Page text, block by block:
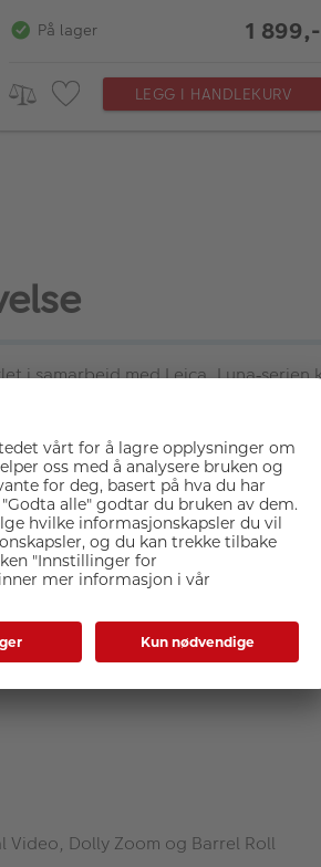
På lager 1 899,-
LEGG I HANDLEKURV
i samarbeid med Leica. Luna‑serien
n
Video, Dolly Zoom og Barrel Roll